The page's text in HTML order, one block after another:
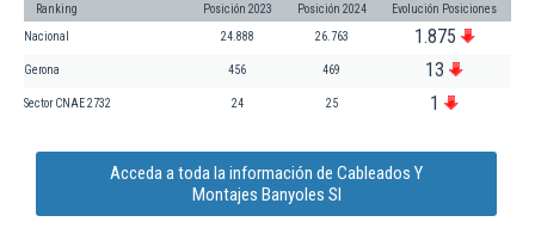
Ranking Posición 2023 Posición 2024 Evolución Posiciones
Nacional 24.888 26.763 1.875
Gerona 456 469 13
Sector CNAE 2732 24 25 1
Acceda a toda la información de Cableados Y
Montajes Banyoles Sl